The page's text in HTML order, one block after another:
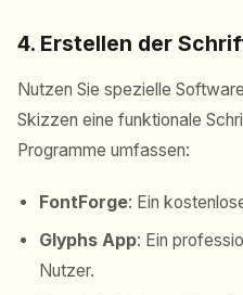
4. Erstellen der
Nutzen Sie spezielle
Skizzen eine funktionale
Programme umfassen:
FontForge: Ein
Glyphs App: Ein
Nutzer.